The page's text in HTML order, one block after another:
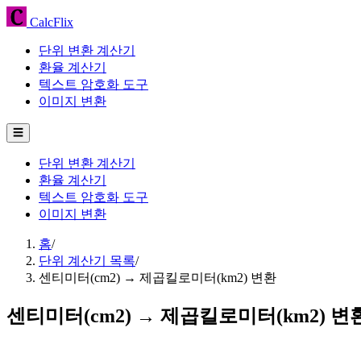
CalcFlix
단위 변환 계산기
환율 계산기
텍스트 암호화 도구
이미지 변환
☰
단위 변환 계산기
환율 계산기
텍스트 암호화 도구
이미지 변환
홈/
단위 계산기 목록/
센티미터(cm2) → 제곱킬로미터(km2) 변환
센티미터(cm2) → 제곱킬로미터(km2) 변